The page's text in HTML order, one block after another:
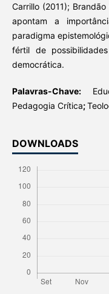
Carrillo (2011);
apontam a
paradigma
fértil de
democrática.
Palavras-Chave:
Pedagogia Crítica;
DOWNLOADS